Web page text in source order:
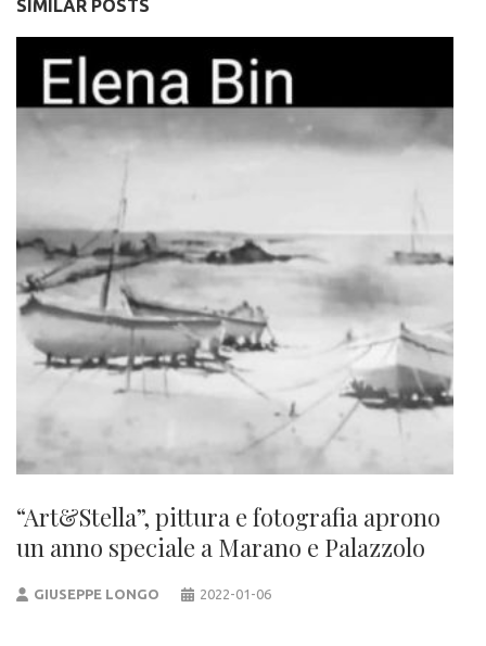
SIMILAR POSTS
“Art&Stella”, pittura e fotografia aprono
un anno speciale a Marano e Palazzolo
GIUSEPPE LONGO 2022-01-06